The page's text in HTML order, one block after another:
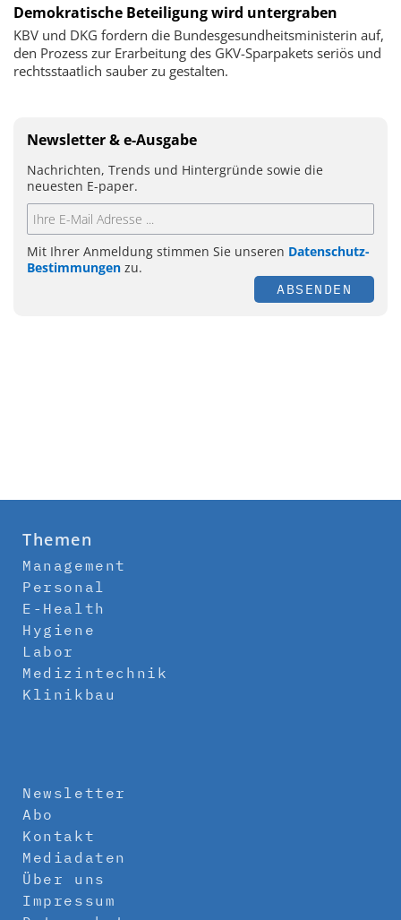
Demokratische Beteiligung wird untergraben
KBV und DKG fordern die Bundesgesundheitsministerin auf,
den Prozess zur Erarbeitung des GKV-Sparpakets seriös und
rechtsstaatlich sauber zu gestalten.
Newsletter & e-Ausgabe
Nachrichten, Trends und Hintergründe sowie die
neuesten E-paper.
Mit Ihrer Anmeldung stimmen Sie unseren Datenschutz-
Bestimmungen zu.
ABSENDEN
Themen
Management
Personal
E-Health
Hygiene
Labor
Medizintechnik
Klinikbau
Newsletter
Abo
Kontakt
Mediadaten
Über uns
Impressum